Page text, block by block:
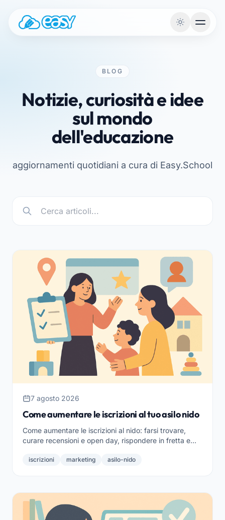
BLOG
Notizie, curiosità e idee
sul mondo
dell'educazione
aggiornamenti quotidiani a cura di Easy.School
7 agosto 2026
Come aumentare le iscrizioni al tuo asilo nido
Come aumentare le iscrizioni al nido: farsi trovare,
curare recensioni e open day, rispondere in fretta e
iscrizioni marketing asilo-nido